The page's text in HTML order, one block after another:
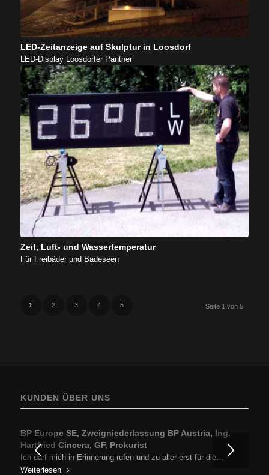
LED-Zeitanzeige auf Skulptur in Loosdorf
LED-Display Loosdorfer Panther
Zeit, Luft- und Wassertemperatur
Für Freibäder und Badeseen
Seite 1 von 5
1 2 3 4 5
KUNDEN ÜBER UNS
BP Europe SE, Zweigniederlassung BP Austria, Ing.
Hartfried Cincera, GF, Prokurist
Ich darf mich in Erinnerung rufen und zu aller erst für die…
Weiterlesen